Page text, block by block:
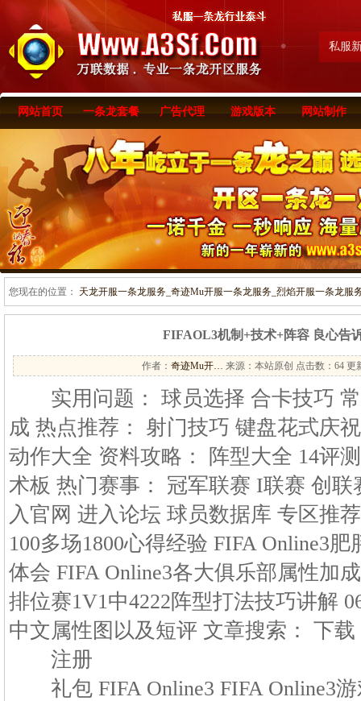
私服
网站首页 一条龙套餐 广告代理 游戏版本 网站制作
您现在的位置： 天龙开服一条龙服务_奇迹Mu开服一条龙服务_烈焰开服一条龙服
FIFAOL3机制+技术+阵容 良心告
作者： 奇迹Mu开… 来源：本站原创 点击数： 64 更
实用问题： 球员选择 合卡技巧 常
成 热点推荐： 射门技巧 键盘花式庆
动作大全 资料攻略： 阵型大全 14评
术板 热门赛事： 冠军联赛 I联赛 创
入官网 进入论坛 球员数据库 专区推
100多场1800心得经验 FIFA Online3
体会 FIFA Online3各大俱乐部属性加
排位赛1V1中4222阵型打法技巧讲解
中文属性图以及短评 文章搜索： 下载
注册
礼包 FIFA Online3 FIFA Online3游